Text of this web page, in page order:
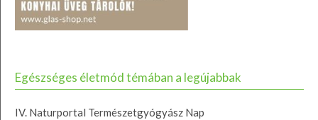
Egészséges életmód témában a legújabbak
IV. Naturportal Természetgyógyász Nap